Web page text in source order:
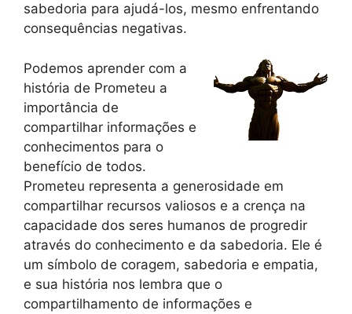
sabedoria para ajudá-los, mesmo enfrentando
consequências negativas.
Podemos aprender com a
história de Prometeu a
importância de
compartilhar informações e
conhecimentos para o
benefício de todos.
Prometeu representa a generosidade em
compartilhar recursos valiosos e a crença na
capacidade dos seres humanos de progredir
através do conhecimento e da sabedoria. Ele é
um símbolo de coragem, sabedoria e empatia,
e sua história nos lembra que o
compartilhamento de informações e